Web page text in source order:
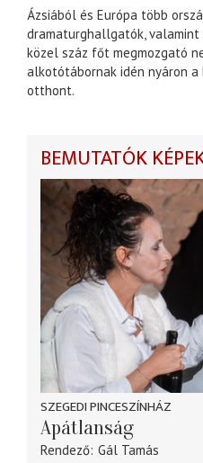
Ázsiából és Európa több
dramaturghallgatók, valamint
közel száz főt megmozgató
alkotótábornak idén nyáron a
otthont.
BEMUTATÓK
SZEGEDI PINCESZÍNHÁZ
Apátlanság
Rendező Gál Tamás